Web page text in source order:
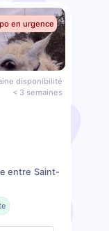
en urgence
disponibilité
< 3 semaines
entre Saint-